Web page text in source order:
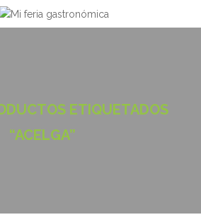
ETIQUETADOS
“ACELGA”